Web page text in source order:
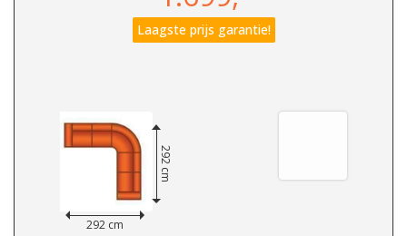
Laagste prijs garantie!
292 cm
292 cm